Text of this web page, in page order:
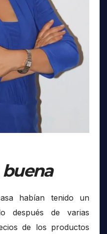
habían tenido un
después de varias
de los productos